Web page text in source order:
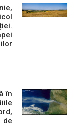
în
de